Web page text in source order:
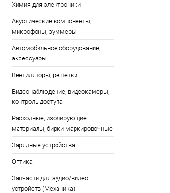
Химия для электроники
Акустические компоненты,
микрофоны, зуммеры
Автомобильное оборудование,
аксессуары
Вентиляторы, решетки
Видеонаблюдение, видеокамеры,
контроль доступа
Расходные, изолирующие
материалы, бирки маркировочные
Зарядные устройства
Оптика
Запчасти для аудио/видео
устройств (Механика)